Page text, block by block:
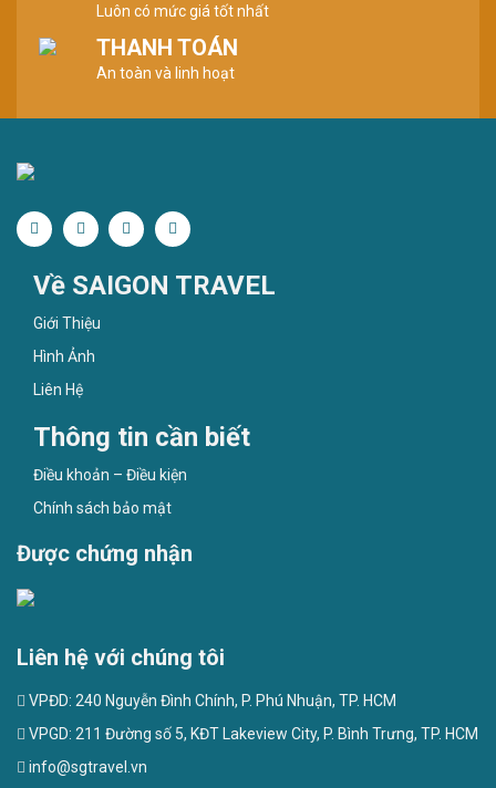
Luôn có mức giá tốt nhất
THANH TOÁN
An toàn và linh hoạt
Về SAIGON TRAVEL
Giới Thiệu
Hình Ảnh
Liên Hệ
Thông tin cần biết
Điều khoản – Điều kiện
Chính sách bảo mật
Được chứng nhận
Liên hệ với chúng tôi
VPĐD: 240 Nguyễn Đình Chính, P. Phú Nhuận, TP. HCM
VPGD: 211 Đường số 5, KĐT Lakeview City, P. Bình Trưng, TP. HCM
info@sgtravel.vn